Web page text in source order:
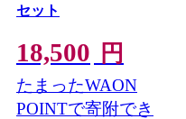
セット
18,500 円
たまったWAON
POINTで寄附でき